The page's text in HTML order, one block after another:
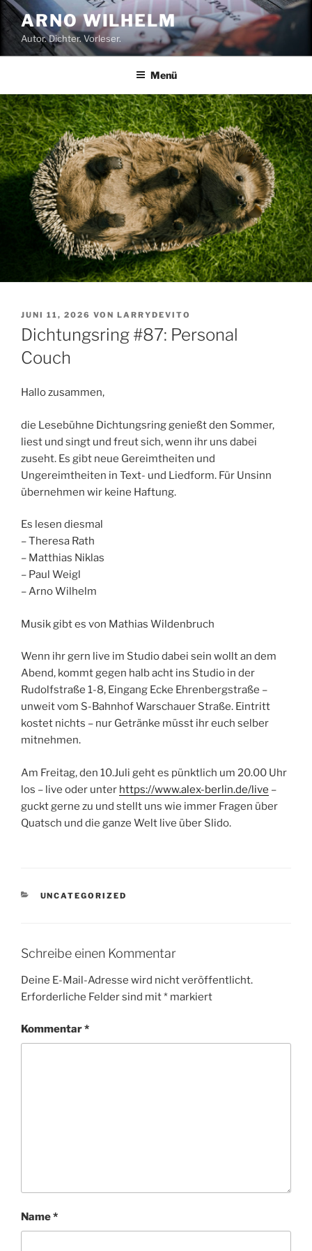
Zum
Inhalt
springen
ARNO WILHELM
Autor. Dichter. Vorleser.
Menü
VERÖFFENTLICHT
AM
JUNI 11, 2026 VON LARRYDEVITO
Dichtungsring #87: Personal
Couch
Hallo zusammen,
die Lesebühne Dichtungsring genießt den Sommer,
liest und singt und freut sich, wenn ihr uns dabei
zuseht. Es gibt neue Gereimtheiten und
Ungereimtheiten in Text- und Liedform. Für Unsinn
übernehmen wir keine Haftung.
Es lesen diesmal
– Theresa Rath
– Matthias Niklas
– Paul Weigl
– Arno Wilhelm
Musik gibt es von Mathias Wildenbruch
Wenn ihr gern live im Studio dabei sein wollt an dem
Abend, kommt gegen halb acht ins Studio in der
Rudolfstraße 1-8, Eingang Ecke Ehrenbergstraße –
unweit vom S-Bahnhof Warschauer Straße. Eintritt
kostet nichts – nur Getränke müsst ihr euch selber
mitnehmen.
Am Freitag, den 10.Juli geht es pünktlich um 20.00 Uhr
los – live oder unter https://www.alex-berlin.de/live –
guckt gerne zu und stellt uns wie immer Fragen über
Quatsch und die ganze Welt live über Slido.
KATEGORIEN
UNCATEGORIZED
Schreibe einen Kommentar
Deine E-Mail-Adresse wird nicht veröffentlicht.
Erforderliche Felder sind mit* markiert
Kommentar*
Name*